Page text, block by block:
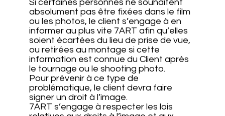
Si certaines personnes ne souhaitent
absolument pas être fixées dans le film
ou les photos, le client s’engage à en
informer au plus vite 7ART afin qu’elles
soient écartées du lieu de prise de vue,
ou retirées au montage si cette
information est connue du Client après
le tournage ou le shooting photo.
Pour prévenir à ce type de
problématique, le client devra faire
signer un droit à l’image.
7ART s’engage à respecter les lois